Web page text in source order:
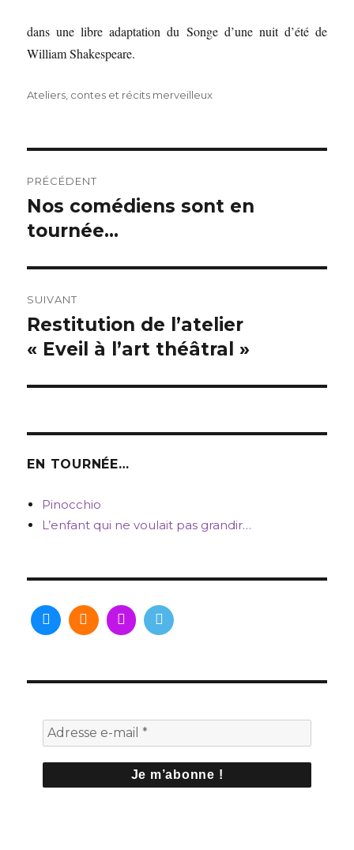
dans une libre adaptation du Songe d’une nuit d’été de
William Shakespeare.
Catégories
Ateliers contes et récits merveilleux
de
l’article
PRÉCÉDENT
Publication
précédente :
Nos comédiens sont en
tournée…
SUIVANT
Publication
suivante :
Restitution de l’atelier
« Eveil à l’art théâtral »
EN TOURNÉE…
Pinocchio
L’enfant qui ne voulait pas grandir…